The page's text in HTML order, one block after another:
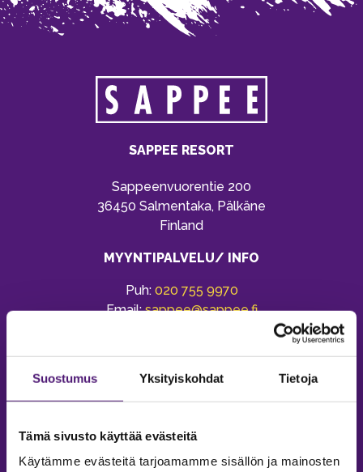
Suostumus Yksityiskohdat Tietoja
Tämä sivusto käyttää evästeitä
Käytämme evästeitä tarjoamamme sisällön ja mainosten
SAPPEE RESORT
Sappeenvuorentie 200
36450 Salmentaka, Pälkäne
Finland
MYYNTIPALVELU/ INFO
Puh: 020 755 9970
Email:sappee@sappee.fi